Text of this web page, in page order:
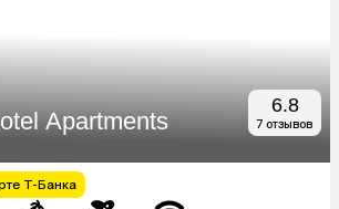
Apartments
6.8
7 отзывов
Т-Банка